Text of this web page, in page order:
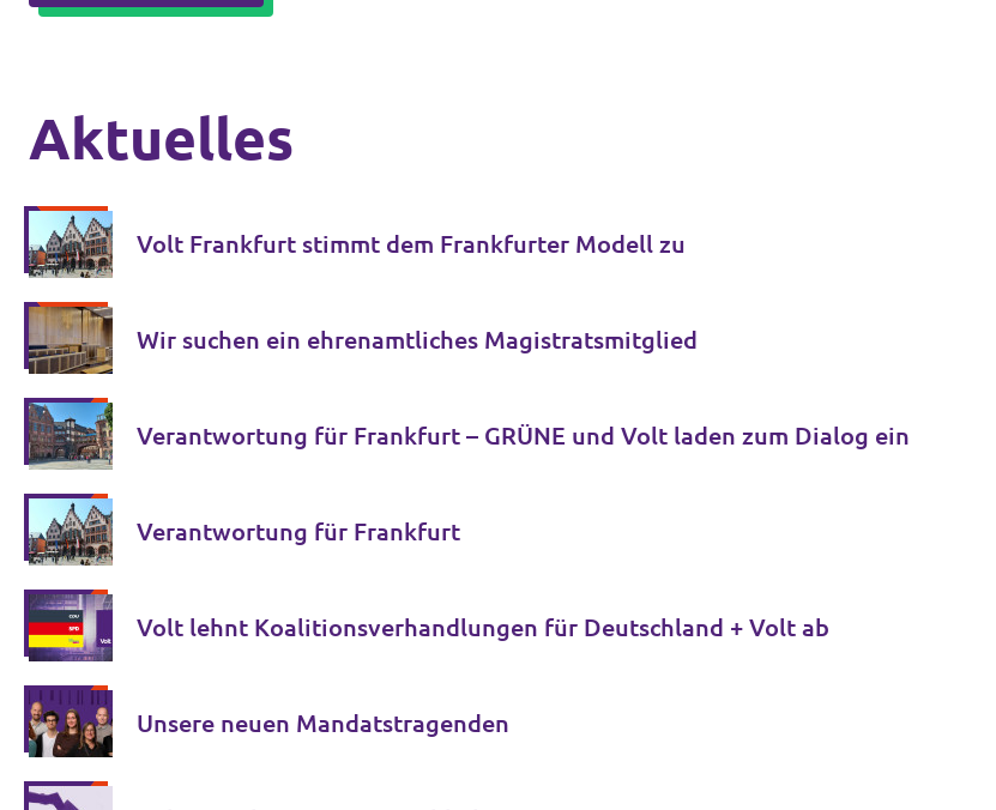
Aktuelles
Volt Frankfurt stimmt dem Frankfurter Modell zu
Wir suchen ein ehrenamtliches Magistratsmitglied
Verantwortung für Frankfurt – GRÜNE und Volt laden zum Dialog ein
Verantwortung für Frankfurt
Volt lehnt Koalitionsverhandlungen für Deutschland + Volt ab
Unsere neuen Mandatstragenden